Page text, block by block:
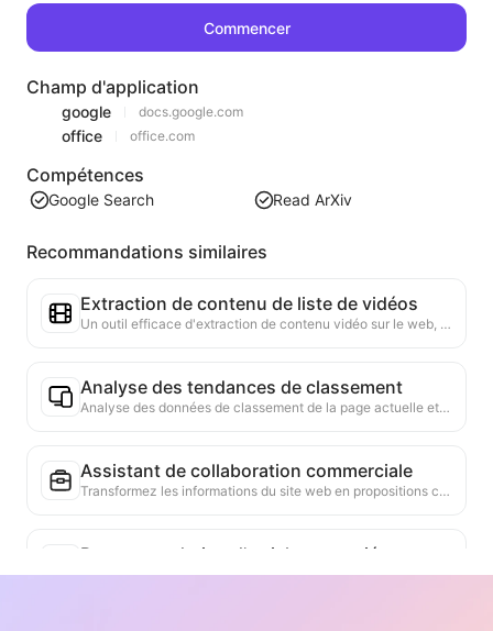
Commencer
Champ d'application
google docs.google.com
office office.com
Compétences
Google Search Read ArXiv
Recommandations similaires
Extraction de contenu de liste de vidéos
Un outil efficace d'extraction de contenu vidéo sur le web, capable de scanner rapidement les pages et d'organiser les informations vidéo dans un tableau Markdown structuré.
Analyse des tendances de classement
Analyse des données de classement de la page actuelle et génération de rapports de tendance. Identification des catégories populaires, des types de produits en forte croissance et des technologies émergentes. Fourniture d'informations instantanées sur le marché pour vous aider à comprendre les dernières tendances des produits et les évolutions du marché.
Assistant de collaboration commerciale
Transformez les informations du site web en propositions commerciales personnalisées, messages privés de collaboration, en fournissant des modèles prêts à l'emploi et des guides de suivi, simplifiant ainsi le processus de collaboration.
Recommandation d'articles associés
Sur la base du contenu académique de la page actuelle, recommande intelligemment d'autres articles et recherches hautement pertinents. Utilise des algorithmes avancés pour analyser la similarité des sujets et des méthodes de recherche, aidant les utilisateurs à élargir leur lecture et à approfondir leur compréhension des problèmes académiques discutés sur la page.